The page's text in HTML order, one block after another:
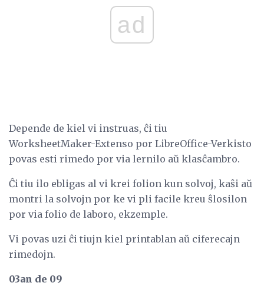
ad
Depende de kiel vi instruas, ĉi tiu
WorksheetMaker-Extenso por LibreOffice-Verkisto
povas esti rimedo por via lernilo aŭ klasĉambro.
Ĉi tiu ilo ebligas al vi krei folion kun solvoj, kaŝi aŭ
montri la solvojn por ke vi pli facile kreu ŝlosilon
por via folio de laboro, ekzemple.
Vi povas uzi ĉi tiujn kiel printablan aŭ ciferecajn
rimedojn.
03an de 09